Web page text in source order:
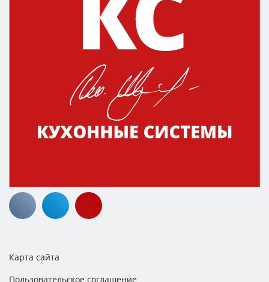
Карта сайта
Пользовательское соглашение